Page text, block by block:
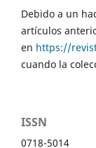
Debido a un
artículos
en https://
cuando la
ISSN
0718-5014